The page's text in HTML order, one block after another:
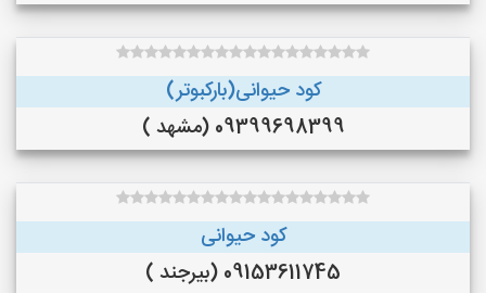
کود حیوانی(بارکبوتر)
09399698399 (مشهد )
کود حیوانی
09153611745 (بیرجند )